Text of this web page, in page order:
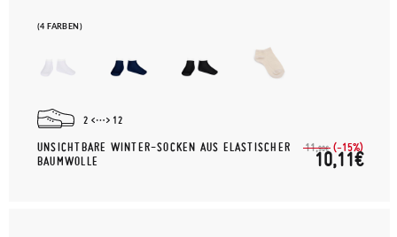
(4 FARBEN)
2 12
UNSICHTBARE WINTER-SOCKEN AUS ELASTISCHER
BAUMWOLLE
11,90€ (-15%)
10,11€